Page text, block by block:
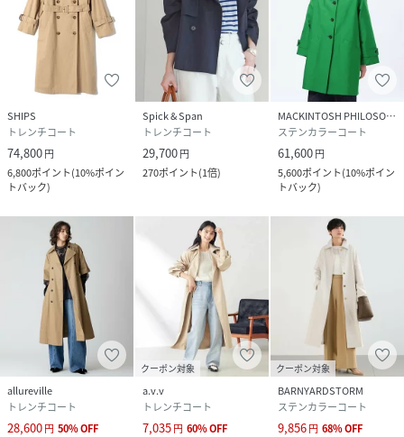
SHIPS
トレンチコート
74,800円
6,800ポイント(10%ポイン
トバック)
Spick & Span
トレンチコート
29,700円
270ポイント(1倍)
MACKINTOSH PHILOSOPHY
ステンカラーコート
61,600円
5,600ポイント(10%ポイン
トバック)
allureville
トレンチコート
28,600円 50%OFF
クーポン対象
a.v.v
トレンチコート
7,035円 60%OFF
クーポン対象
BARNYARDSTORM
ステンカラーコート
9,856円 68%OFF